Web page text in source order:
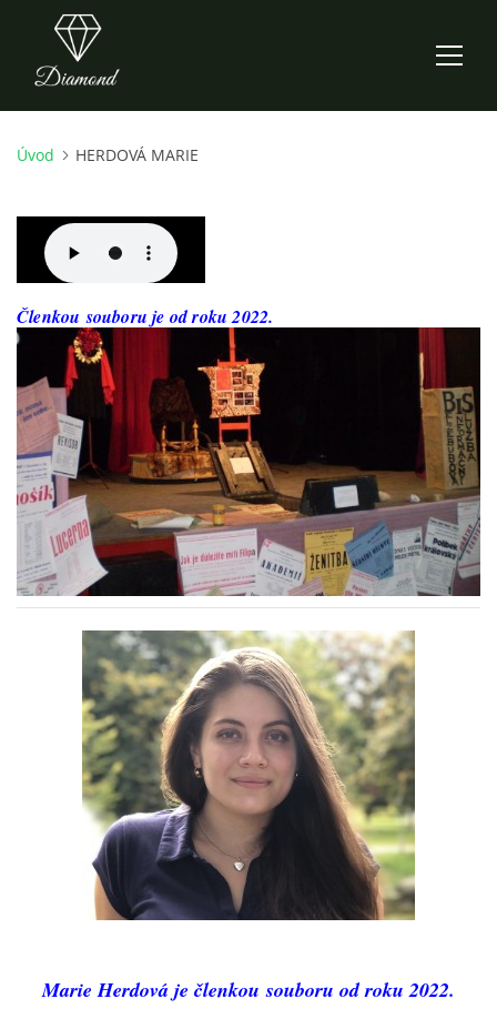
ÚVOD
AKTUALITY
HISTORIE
CO NOVÉHO ZKOUŠÍME
KDY, KDE A CO HRAJEME
HRY OD ROKU 1973
VIDEOZÁZNAMY Z HER
FOTOALBUM
ČLENOVÉ - SOUČASNOST
HRY DO ROKU 1973
MÍSTO PRO VAŠE VZKAZY!!
Úvod HERDOVÁ MARIE
Členkou souboru je od roku 2022.
Marie Herdová je členkou souboru od roku 2022.